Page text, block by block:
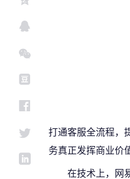
打通客服全流程，
务真正发挥商业价
在技术上，网